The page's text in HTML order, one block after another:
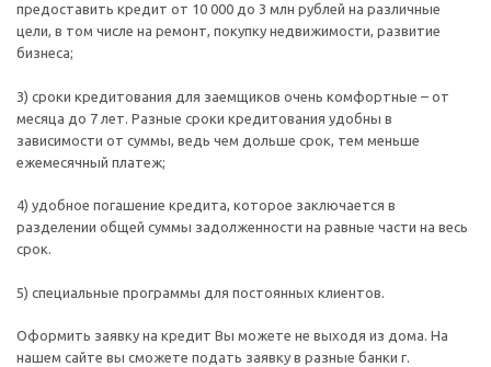
предоставить кредит от 10 000 до 3 млн рублей на различные
цели, в том числе на ремонт, покупку недвижимости, развитие
бизнеса;
3) сроки кредитования для заемщиков очень комфортные – от
месяца до 7 лет. Разные сроки кредитования удобны в
зависимости от суммы, ведь чем дольше срок, тем меньше
ежемесячный платеж;
4) удобное погашение кредита, которое заключается в
разделении общей суммы задолженности на равные части на весь
срок.
5) специальные программы для постоянных клиентов.
Оформить заявку на кредит Вы можете не выходя из дома. На
нашем сайте вы сможете подать заявку в разные банки г.